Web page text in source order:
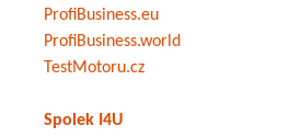
ProfiBusiness.eu
ProfiBusiness.world
TestMotoru.cz
Spolek I4U